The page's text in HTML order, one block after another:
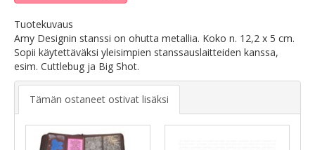
Tuotekuvaus
Amy Designin stanssi on ohutta metallia. Koko n. 12,2 x 5 cm.
Sopii käytettäväksi yleisimpien stanssauslaitteiden kanssa,
esim. Cuttlebug ja Big Shot.
Tämän ostaneet ostivat lisäksi